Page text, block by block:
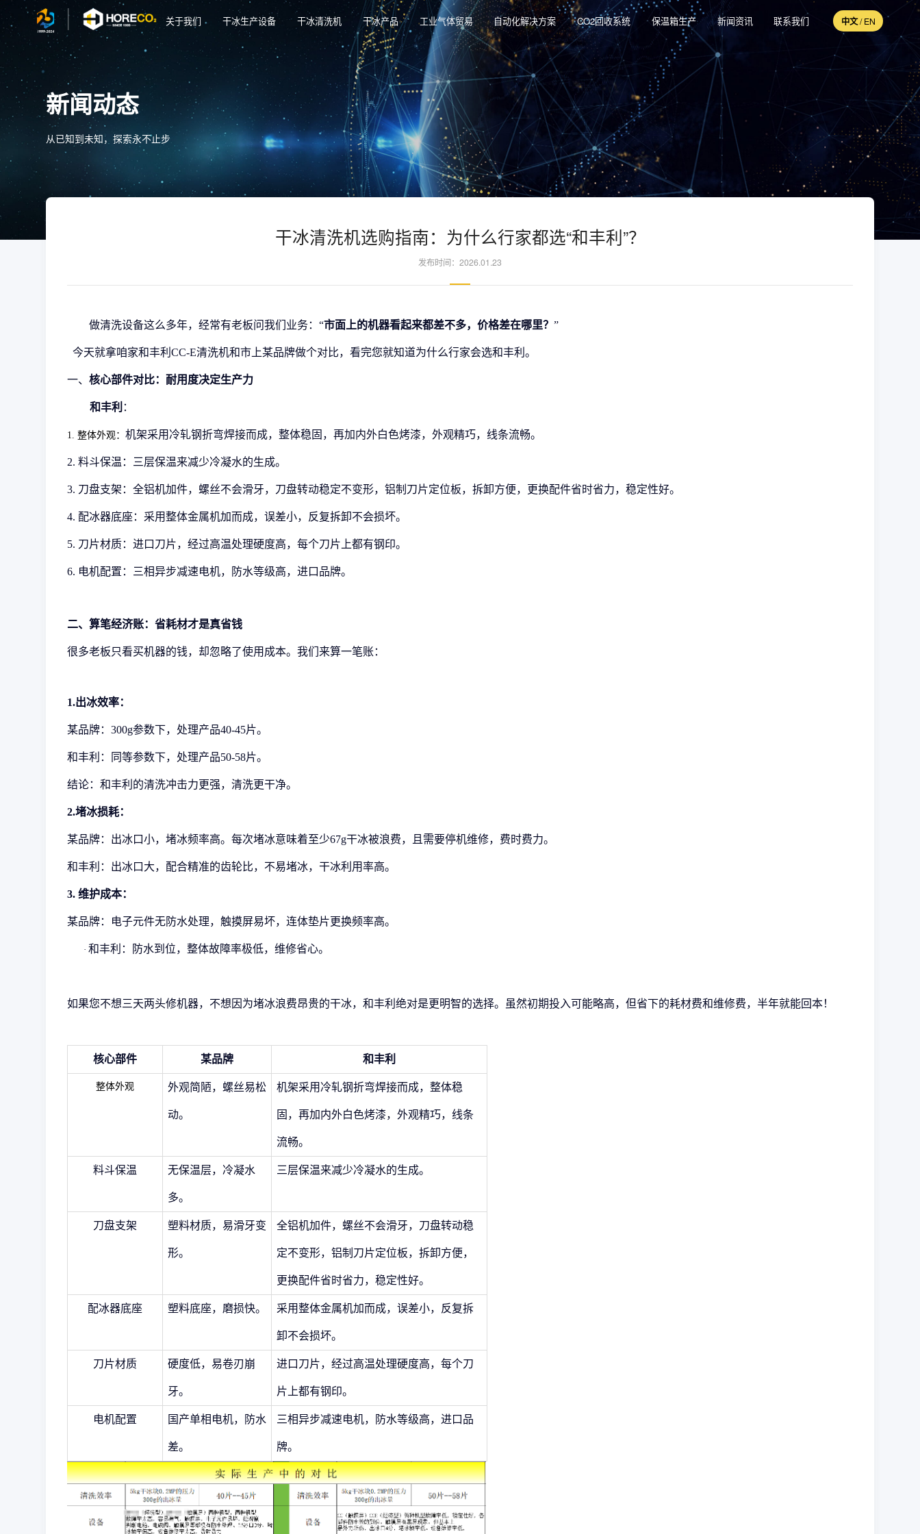
联系我们
新闻资讯
保温箱生产
CO2回收系统
自动化解决方案
工业气体贸易
干冰产品
干冰清洗机
干冰生产设备
关于我们 中文/EN
新闻动态
从已知到未知，探索永不止步
干冰清洗机选购指南：为什么行家都选“和丰利”？
发布时间：2026.01.23
做清洗设备这么多年，经常有老板问我们业务： “市面上的机器看起来都差不多，价格差在哪里？ ”
今天就拿咱家和丰利 CC-E清洗机和市上某品牌做个对比，看完您就知道为什么行家会选和丰利。
一、 核心部件对比：耐用度决定生产力
和丰利 ：
1. 整体外观： 机架采用冷轧钢折弯焊接而成，整体稳固，再加内外白色烤漆，外观精巧，线条流畅。
2. 料斗保温：三层保温来减少冷凝水的生成。
3. 刀盘支架 ：全铝机加件，螺丝不会滑牙，刀盘转动稳定不变形，铝制刀片定位板，拆卸方便，更换配件省时省力，稳定性好。
4. 配冰器底座：采用整体金属机加而成，误差小，反复拆卸不会损坏。
5. 刀片材质：进口刀片，经过高温处理硬度高，每个刀片上都有钢印。
6. 电机配置：三相异步减速电机，防水等级高，进口品牌。
二、算笔经济账：省耗材才是真省钱
很多老板只看买机器的钱，却忽略了使用成本。我们来算一笔账：
1.出冰效率：
某品牌： 300g参数下， 处理产品40-45片。
和丰利：同等参数下， 处理产品50-58片。
结论：和丰利的清洗冲击力更强，清洗更干净。
2.堵冰损耗：
某品牌：出冰口小，堵冰频率高。每次堵冰意味着至少67g干冰被浪费，且需要停机维修，费时费力。
和丰利：出冰口大，配合精准的齿轮比，不易堵冰，干冰利用率高。
3. 维护成本：
某品牌：电子元件无防水处理，触摸屏易坏，连体垫片更换频率高。
· 和丰利：防水到位，整体故障率极低，维修省心。
如果您不想三天两头修机器，不想因为堵冰浪费昂贵的干冰，和丰利绝对是更明智的选择。虽然初期投入可能略高，但省下的耗材费和维修费，半年就能回本！
核心部件 某品牌 和丰利
整体外观 外观简陋，螺丝易松
动。
机架采用冷轧钢折弯焊接而成，整体稳
固，再加内外白色烤漆，外观精巧，线条
流畅。
料斗保温 无保温层，冷凝水
多。
三层保温来减少冷凝水的生成。
刀盘支架 塑料材质，易滑牙变
形。
全铝机加件，螺丝不会滑牙，刀盘转动稳
定不变形，铝制刀片定位板，拆卸方便，
更换配件省时省力，稳定性好。
配冰器底座 塑料底座，磨损快。 采用整体金属机加而成，误差小，反复拆
卸不会损坏。
刀片材质 硬度低，易卷刃崩
牙。
进口刀片，经过高温处理硬度高，每个刀
片上都有钢印。
电机配置 国产单相电机，防水
差。
三相异步减速电机，防水等级高，进口品
牌。